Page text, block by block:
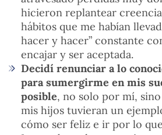
hicieron replantear
hábitos que me habían
hacer y hacer” constante
encajar y ser aceptada.
Decidí renunciar a lo
para sumergirme en mis
posible, no solo por mí,
mis hijos tuvieran un
cómo ser feliz e ir por lo